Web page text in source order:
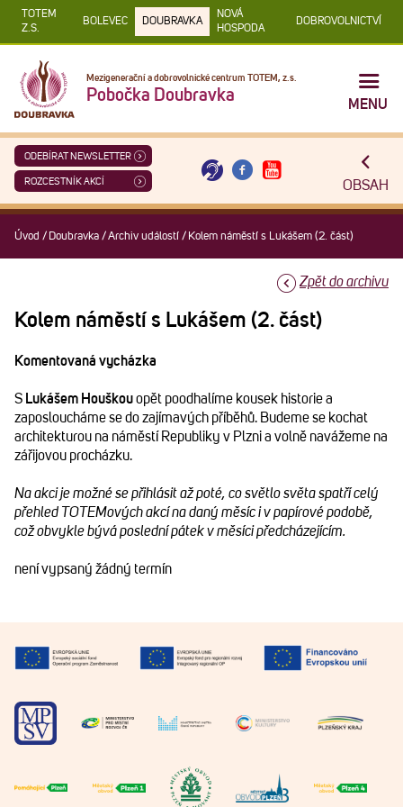
TOTEM
Z.S.
BOLEVEC DOUBRAVKA
NOVÁ
HOSPODA
DOBROVOLNICTVÍ
Mezigenerační a dobrovolnické centrum TOTEM, z.s.
Pobočka Doubravka
MENU
ODEBÍRAT NEWSLETTER
ROZCESTNÍK AKCÍ OBSAH
Úvod / Doubravka /Archiv událostí / Kolem náměstí s Lukášem (2. část)
Zpět do archivu
Kolem náměstí s Lukášem (2. část)
Komentovaná vycházka
S Lukášem Houškouopět poodhalíme kousek historie a
zaposloucháme se do zajímavých příběhů. Budeme se kochat
architekturou na náměstí Republiky v Plzni a volně navážeme na
zářijovou procházku.
Na akci je možné se přihlásit až poté, co světlo světa spatří celý
přehled TOTEMových akcí na daný měsíc i v papírové podobě,
což obvykle bývá poslední pátek v měsíci předcházejícím.
není vypsaný žádný termín